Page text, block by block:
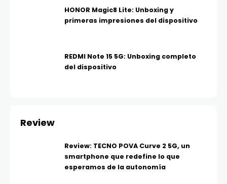
HONOR Magic8 Lite: Unboxing y
primeras impresiones del dispositivo
REDMI Note 15 5G: Unboxing completo
del dispositivo
Review
Review: TECNO POVA Curve 2 5G, un
smartphone que redefine lo que
esperamos de la autonomía